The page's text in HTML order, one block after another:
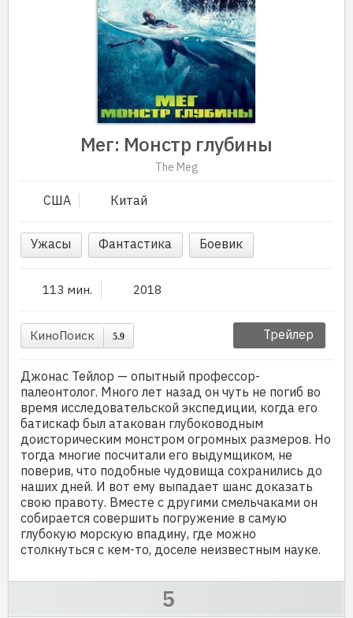
Мег: Монстр глубины
The Meg
США Китай
Ужасы Фантастика Боевик
113 мин. 2018
КиноПоиск 5.9 Трейлер
Джонас Тейлор — опытный профессор-
палеонтолог. Много лет назад он чуть не погиб во
время исследовательской экспедиции, когда его
батискаф был атакован глубоководным
доисторическим монстром огромных размеров. Но
тогда многие посчитали его выдумщиком, не
поверив, что подобные чудовища сохранились до
наших дней. И вот ему выпадает шанс доказать
свою правоту. Вместе с другими смельчаками он
собирается совершить погружение в самую
глубокую морскую впадину, где можно
столкнуться с кем-то, доселе неизвестным науке.